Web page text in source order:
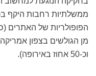
ממשלתיות רחבות היקף
מן הגולשים בצפון
וכ-50 אחוז באירופה).